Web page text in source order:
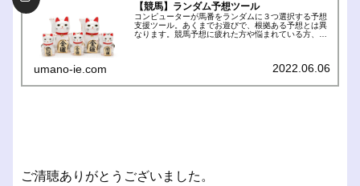
【競馬】ランダム予想ツール
コンピューターが馬番をランダムに３つ選択する予想
支援ツール。あくまでお遊びで、根拠ある予想とは異
なります。競馬予想に疲れた方や悩まれている方、運
umano-ie.com 2022.06.06
ご清聴ありがとうございました。